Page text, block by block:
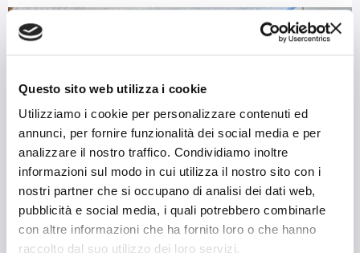
Questo sito web utilizza i cookie
Utilizziamo i cookie per personalizzare contenuti ed
annunci, per fornire funzionalità dei social media e per
analizzare il nostro traffico. Condividiamo inoltre
informazioni sul modo in cui utilizza il nostro sito con i
nostri partner che si occupano di analisi dei dati web,
pubblicità e social media, i quali potrebbero combinarle
con altre informazioni che ha fornito loro o che hanno
raccolto dal suo utilizzo dei loro servizi.
CUCITURA